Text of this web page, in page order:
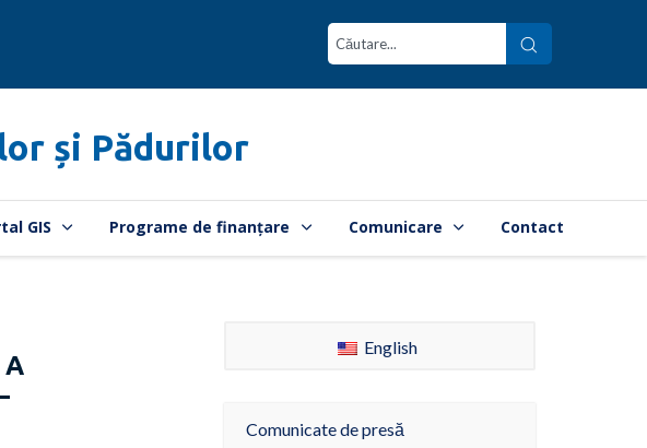
și Pădurilor
GIS Programe de finanțare Comunicare Contact
A
English
Comunicate de presă